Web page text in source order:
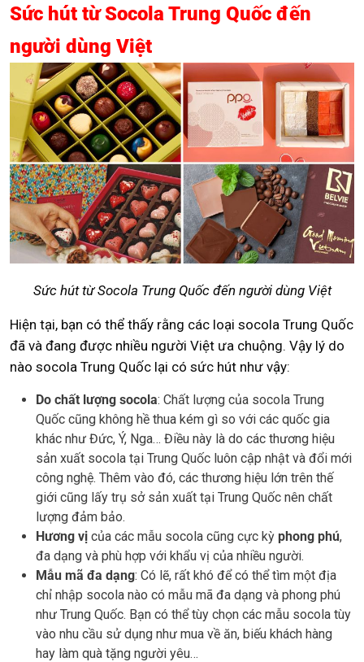
Sức hút từ Socola Trung Quốc đến
người dùng Việt
Sức hút từ Socola Trung Quốc đến người dùng Việt
Hiện tại, bạn có thể thấy rằng các loại socola Trung Quốc
đã và đang được nhiều người Việt ưa chuộng. Vậy lý do
nào socola Trung Quốc lại có sức hút như vậy:
Do chất lượng socola: Chất lượng của socola Trung
Quốc cũng không hề thua kém gì so với các quốc gia
khác như Đức, Ý, Nga… Điều này là do các thương hiệu
sản xuất socola tại Trung Quốc luôn cập nhật và đổi mới
công nghệ. Thêm vào đó, các thương hiệu lớn trên thế
giới cũng lấy trụ sở sản xuất tại Trung Quốc nên chất
lượng đảm bảo.
Hương vị của các mẫu socola cũng cực kỳ phong phú,
đa dạng và phù hợp với khẩu vị của nhiều người.
Mẫu mã đa dạng: Có lẽ, rất khó để có thể tìm một địa
chỉ nhập socola nào có mẫu mã đa dạng và phong phú
như Trung Quốc. Bạn có thể tùy chọn các mẫu socola tùy
vào nhu cầu sử dụng như mua về ăn, biếu khách hàng
hay làm quà tặng người yêu…